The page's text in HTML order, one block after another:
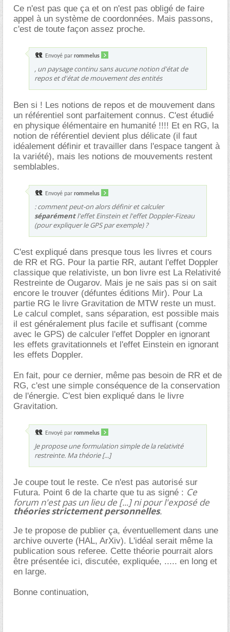
Ce n'est pas que ça et on n'est pas obligé de faire
appel à un système de coordonnées. Mais passons,
c'est de toute façon assez proche.
Envoyé par rommelus
, un paysage continu sans aucune notion d'état de
repos et d'état de mouvement des entités
Ben si ! Les notions de repos et de mouvement dans
un référentiel sont parfaitement connus. C'est étudié
en physique élémentaire en humanité !!!! Et en RG, la
notion de référentiel devient plus délicate (il faut
idéalement définir et travailler dans l'espace tangent à
la variété), mais les notions de mouvements restent
semblables.
Envoyé par rommelus
: comment peut-on alors définir et calculer
séparémentl'effet Einstein et l'effet Doppler-Fizeau
(pour expliquer le GPS par exemple) ?
C'est expliqué dans presque tous les livres et cours
de RR et RG. Pour la partie RR, autant l'effet Doppler
classique que relativiste, un bon livre est La Relativité
Restreinte de Ougarov. Mais je ne sais pas si on sait
encore le trouver (défuntes éditions Mir). Pour La
partie RG le livre Gravitation de MTW reste un must.
Le calcul complet, sans séparation, est possible mais
il est généralement plus facile et suffisant (comme
avec le GPS) de calculer l'effet Doppler en ignorant
les effets gravitationnels et l'effet Einstein en ignorant
les effets Doppler.
En fait, pour ce dernier, même pas besoin de RR et de
RG, c'est une simple conséquence de la conservation
de l'énergie. C'est bien expliqué dans le livre
Gravitation.
Envoyé par rommelus
Je propose une formulation simple de la relativité
restreinte. Ma théorie [...]
Je coupe tout le reste. Ce n'est pas autorisé sur
Futura. Point 6 de la charte que tu as signé : Ce
forum n'est pas un lieu de [...] ni pour l'exposé de
théories strictement personnelles.
Je te propose de publier ça, éventuellement dans une
archive ouverte (HAL, ArXiv). L'idéal serait même la
publication sous referee. Cette théorie pourrait alors
être présentée ici, discutée, expliquée, ..... en long et
en large.
Bonne continuation,